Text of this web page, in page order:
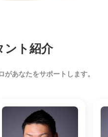
ント紹介
あなたをサポートします。